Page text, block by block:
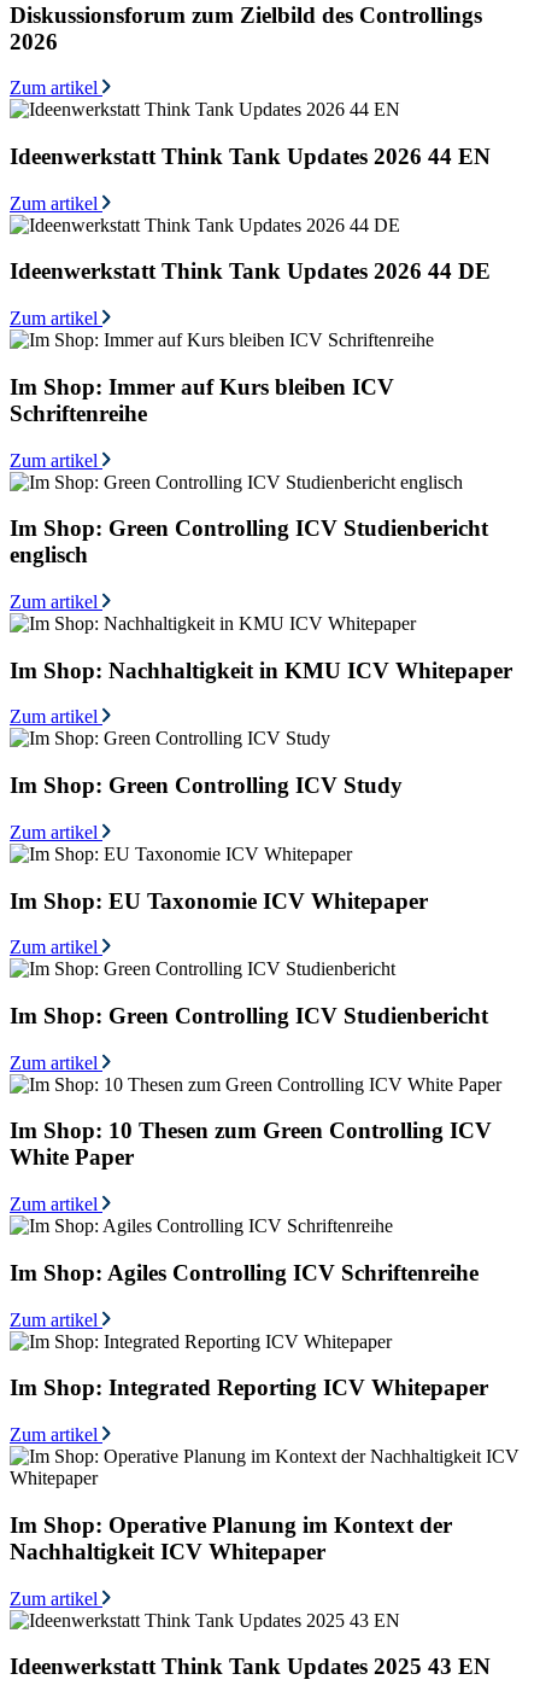
Diskussionsforum zum Zielbild des Controllings
2026
Zum artikel
Ideenwerkstatt Think Tank Updates 2026 44 EN
Zum artikel
Ideenwerkstatt Think Tank Updates 2026 44 DE
Zum artikel
Im Shop: Immer auf Kurs bleiben ICV
Schriftenreihe
Zum artikel
Im Shop: Green Controlling ICV Studienbericht
englisch
Zum artikel
Im Shop: Nachhaltigkeit in KMU ICV Whitepaper
Zum artikel
Im Shop: Green Controlling ICV Study
Zum artikel
Im Shop: EU Taxonomie ICV Whitepaper
Zum artikel
Im Shop: Green Controlling ICV Studienbericht
Zum artikel
Im Shop: 10 Thesen zum Green Controlling ICV
White Paper
Zum artikel
Im Shop: Agiles Controlling ICV Schriftenreihe
Zum artikel
Im Shop: Integrated Reporting ICV Whitepaper
Zum artikel
Im Shop: Operative Planung im Kontext der
Nachhaltigkeit ICV Whitepaper
Zum artikel
Ideenwerkstatt Think Tank Updates 2025 43 EN